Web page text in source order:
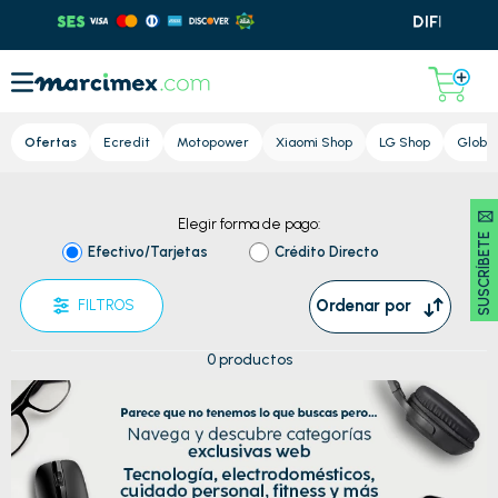
Ofertas Ecredit Motopower Xiaomi Shop LG Shop Global
SUSCRÍBETE 🖂
Elegir forma de pago:
Efectivo/Tarjetas
Crédito Directo
FILTROS Ordenar por
0productos